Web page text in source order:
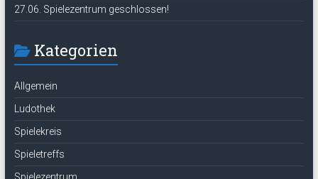
27.06. Spielezentrum geschlossen!
Kategorien
Allgemein
Ludothek
Spielekreis
Spieletreffs